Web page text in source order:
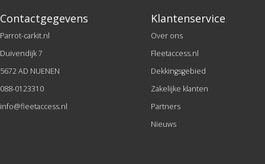
Contactgegevens
Parrot-carkit.nl
Duivendijk 7
5672 AD NUENEN
088-0123310
info@fleetaccess.nl
Klantenservice
Over ons
Fleetaccess.nl
Dekkingsgebied
Zakelijke klanten
Partners
Nieuws